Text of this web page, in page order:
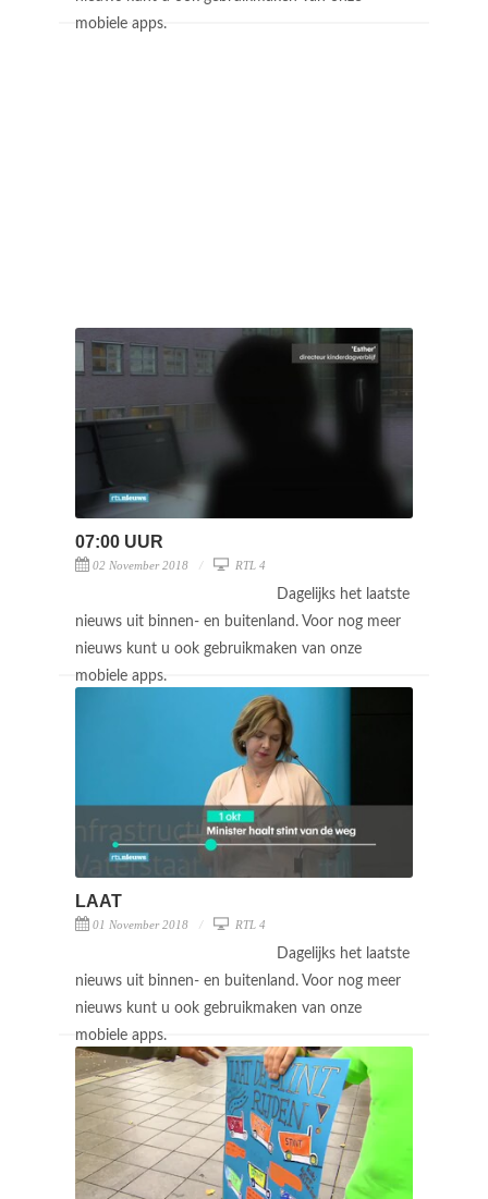
mobiele apps.
07:00 UUR
02 November 2018 RTL 4
Dagelijks het laatste
nieuws uit binnen- en buitenland. Voor nog meer
nieuws kunt u ook gebruikmaken van onze
mobiele apps.
LAAT
01 November 2018 RTL 4
Dagelijks het laatste
nieuws uit binnen- en buitenland. Voor nog meer
nieuws kunt u ook gebruikmaken van onze
mobiele apps.